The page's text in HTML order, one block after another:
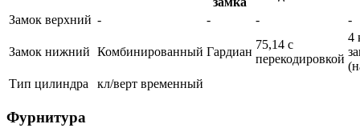
Замок верхний - - - -
Замок нижний Комбинированный Гардиан
75,14 с
перекодировкой
4
Тип цилиндра
кл/верт временный
Фурнитура